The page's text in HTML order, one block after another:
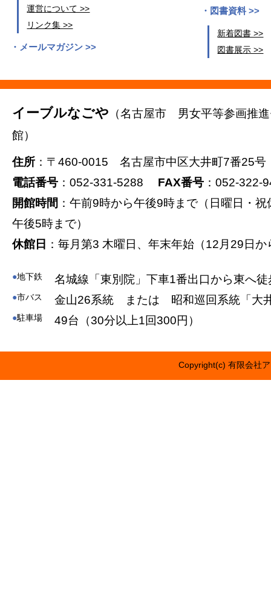
運営について >>
リンク集 >>
メールマガジン >>
図書資料 >>
新着図書 >>
図書展示 >>
イーブルなごや （名古屋市 男女平等参画推
館）
住所 ：〒460-0015 名古屋市中区大井町7番25号
電話番号 ：052-331-5288 FAX番号 ：052-322-
開館時間 ：午前9時から午後9時まで（日曜日・
午後5時まで）
休館日 ：毎月第3 木曜日、年末年始（12月29日
●地下鉄 名城線「東別院」下車1番出口から東へ徒
●市バス 金山26系統 または 昭和巡回系統「大
●駐車場 49台（30分以上1回300円）
Copyright(c) 有限会社